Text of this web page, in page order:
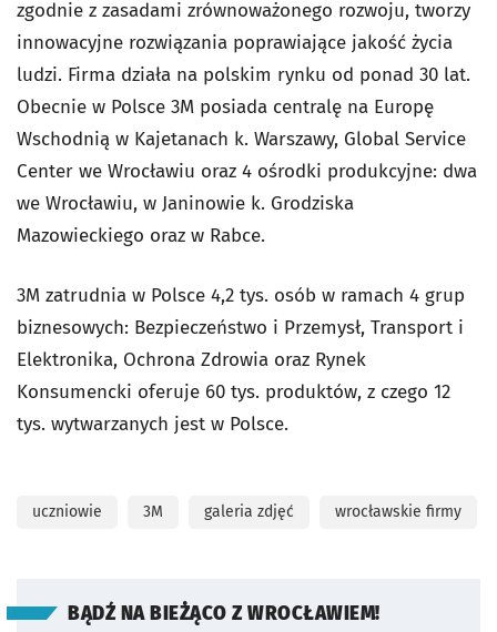
zgodnie z zasadami zrównoważonego rozwoju, tworzy
innowacyjne rozwiązania poprawiające jakość życia
ludzi. Firma działa na polskim rynku od ponad 30 lat.
Obecnie w Polsce 3M posiada centralę na Europę
Wschodnią w Kajetanach k. Warszawy, Global Service
Center we Wrocławiu oraz 4 ośrodki produkcyjne: dwa
we Wrocławiu, w Janinowie k. Grodziska
Mazowieckiego oraz w Rabce.
3M zatrudnia w Polsce 4,2 tys. osób w ramach 4 grup
biznesowych: Bezpieczeństwo i Przemysł, Transport i
Elektronika, Ochrona Zdrowia oraz Rynek
Konsumencki oferuje 60 tys. produktów, z czego 12
tys. wytwarzanych jest w Polsce.
uczniowie 3M galeria zdjęć wrocławskie firmy
BĄDŹ NA BIEŻĄCO Z WROCŁAWIEM!